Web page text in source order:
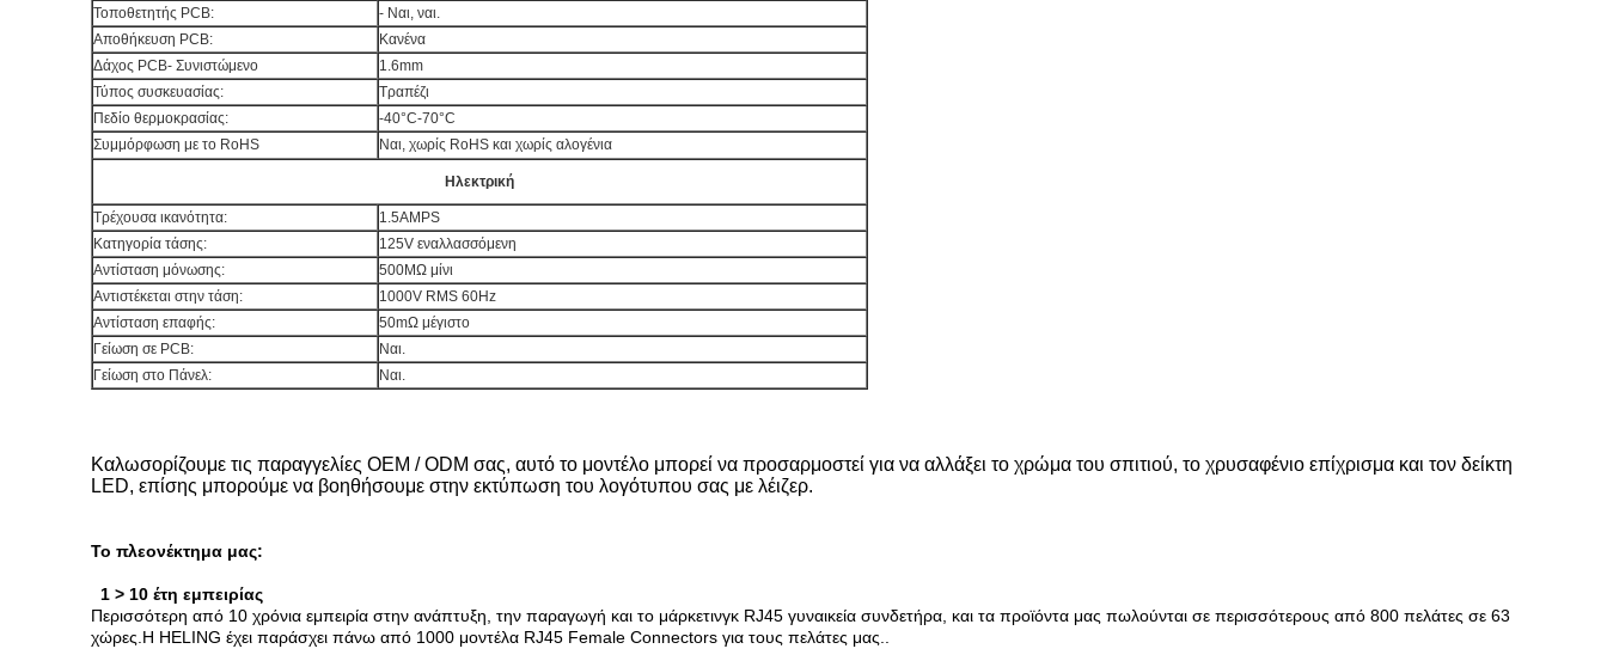
Τοποθετητής PCB:
- Ναι, ναι.
Αποθήκευση PCB:
Κανένα
Δάχος PCB- Συνιστώμενο
1.6mm
Τύπος συσκευασίας:
Τραπέζι
Πεδίο θερμοκρασίας:
-40°C-70°C
Συμμόρφωση με το RoHS
Ναι, χωρίς RoHS και χωρίς αλογένια
Ηλεκτρική
Τρέχουσα ικανότητα:
1.5AMPS
Κατηγορία τάσης:
125V εναλλασσόμενη
Αντίσταση μόνωσης:
500MΩ μίνι
Αντιστέκεται στην τάση:
1000V RMS 60Hz
Αντίσταση επαφής:
50mΩ μέγιστο
Γείωση σε PCB:
Ναι.
Γείωση στο Πάνελ:
Ναι.
Καλωσορίζουμε τις παραγγελίες OEM / ODM σας, αυτό το μοντέλο μπορεί να προσαρμοστεί για να αλλάξει το χρώμα του σπιτιού, το χρυσαφένιο επίχρισμα και τον δείκτη
LED, επίσης μπορούμε να βοηθήσουμε στην εκτύπωση του λογότυπου σας με λέιζερ.
Το πλεονέκτημα μας:
1 > 10 έτη εμπειρίας
Περισσότερη από 10 χρόνια εμπειρία στην ανάπτυξη, την παραγωγή και το μάρκετινγκ RJ45 γυναικεία συνδετήρα, και τα προϊόντα μας πωλούνται σε περισσότερους από 800 πελάτες σε 63
χώρες.Η HELING έχει παράσχει πάνω από 1000 μοντέλα RJ45 Female Connectors για τους πελάτες μας..